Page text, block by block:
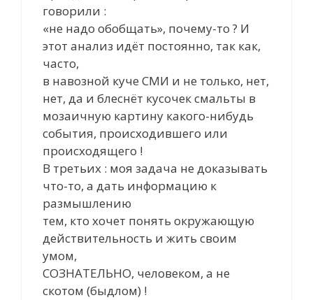
говорили :
«не надо обобщать», почему-то ? И
этот анализ идёт постоянно, так как,
часто,
в навозной куче СМИ и не только, нет,
нет, да и блеснёт кусочек смальты в
мозаичную картину какого-нибудь
события, происходившего или
происходящего !
В третьих : моя задача не доказывать
что-то, а дать информацию к
размышлению
тем, кто хочет понять окружающую
действительность и жить своим
умом,
СОЗНАТЕЛЬНО, человеком, а не
скотом (быдлом) !